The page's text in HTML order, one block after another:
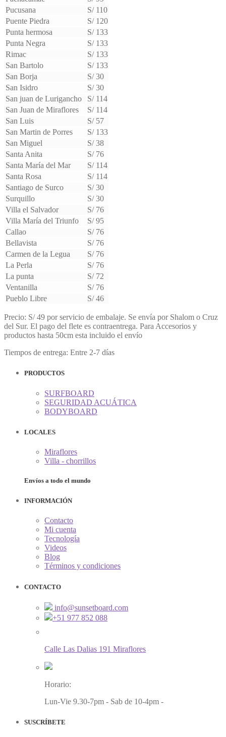
Pucusana
S/ 110
Puente Piedra
S/ 120
Punta hermosa
S/ 133
Punta Negra
S/ 133
Rimac
S/ 133
San Bartolo
S/ 133
San Borja
S/ 30
San Isidro
S/ 30
San juan de Lurigancho
S/ 114
San Juan de Miraflores
S/ 114
San Luis
S/ 57
San Martin de Porres
S/ 133
San Miguel
S/ 38
Santa Anita
S/ 76
Santa María del Mar
S/ 114
Santa Rosa
S/ 114
Santiago de Surco
S/ 30
Surquillo
S/ 30
Villa el Salvador
S/ 76
Villa María del Triunfo
S/ 95
Callao
S/ 76
Bellavista
S/ 76
Carmen de la Legua
S/ 76
La Perla
S/ 76
La punta
S/ 72
Ventanilla
S/ 76
Pueblo Libre
S/ 46
Precio: S/ 49 por servicio de embalaje. Se envía por Shalom o Cruz
del Sur. El pago del flete es contraentrega. Para Accesorios y
productos hasta 50cm esta incluido el envío
Tiempos de entrega: Entre 2-7 días
PRODUCTOS
SURFBOARD
SEGURIDAD ACUÁTICA
BODYBOARD
LOCALES
Miraflores
Villa - chorrillos
Envíos a todo el mundo
INFORMACIÓN
Contacto
Mi cuenta
Tecnología
Videos
Blog
Términos y condiciones
CONTACTO
info@sunsetboard.com
+51 977 852 088
Calle Las Dalias 191 Miraflores
Horario:
Lun-Vie 9.30-7pm - Sab de 10-4pm -
SUSCRÍBETE